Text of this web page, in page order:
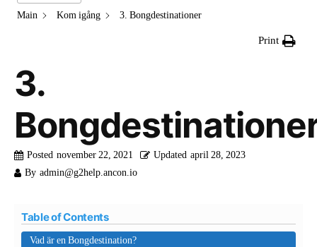
Main
Kom igång 3. Bongdestinationer
Print
3.
Posted november 22, 2021 Updated april 28, 2023
By admin@g2help.ancon.io
Table of Contents
Vad är en Bongdestination?